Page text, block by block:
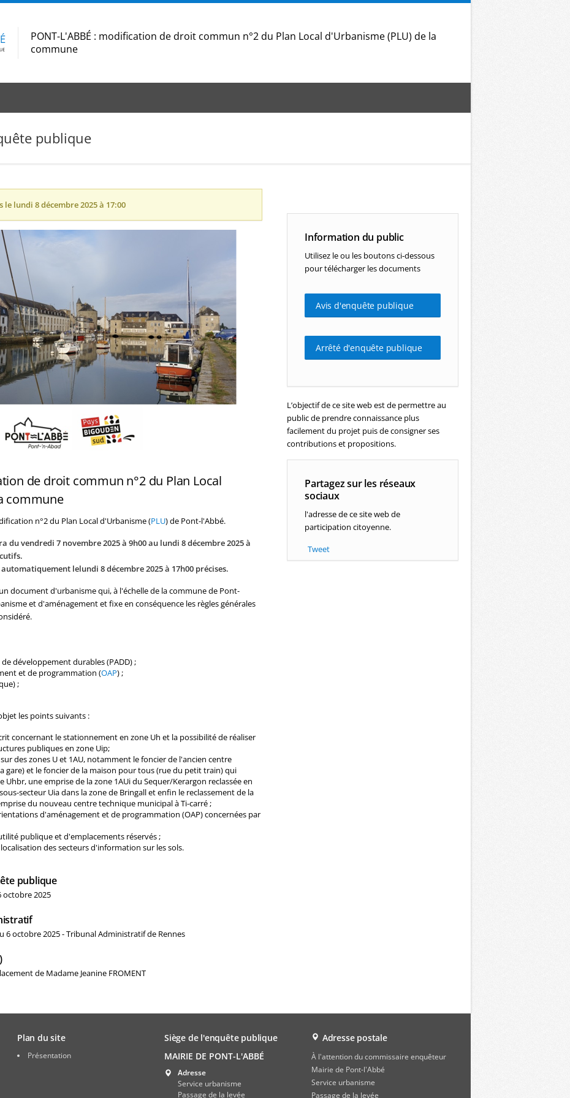
PONT-L'ABBÉ : modification de droit commun n°2 du Plan Local d'Urbanisme (PLU) de la
commune
publique
le lundi 8 décembre 2025 à 17:00
de droit commun n°2 du Plan Local
commune
n°2 du Plan Local d'Urbanisme (PLU) de Pont-l'Abbé.
du vendredi 7 novembre 2025 à 9h00 au lundi 8 décembre 2025 à
lelundi 8 décembre 2025 à 17h00 précises.
document d'urbanisme qui, à l'échelle de la commune de Pont-
et d'aménagement et fixe en conséquence les règles générales
développement durables (PADD) ;
et de programmation (OAP) ;
;
les points suivants :
concernant le stationnement en zone Uh et la possibilité de réaliser
publiques en zone Uip;
des zones U et 1AU, notamment le foncier de l'ancien centre
gare) et le foncier de la maison pour tous (rue du petit train) qui
Uhbr, une emprise de la zone 1AUi du Sequer/Kerargon reclassée en
secteur Uia dans la zone de Bringall et enfin le reclassement de la
du nouveau centre technique municipal à Ti-carré ;
d'aménagement et de programmation (OAP) concernées par
publique et d'emplacements réservés ;
des secteurs d'information sur les sols.
publique
octobre 2025
6 octobre 2025 - Tribunal Administratif de Rennes
de Madame Jeanine FROMENT
Information du public
Utilisez le ou les boutons ci-dessous
pour télécharger les documents
Avis d'enquête publique
Arrêté d'enquête publique
L’objectif de ce site web est de permettre au
public de prendre connaissance plus
facilement du projet puis de consigner ses
contributions et propositions.
Partagez sur les réseaux
sociaux
l'adresse de ce site web de
participation citoyenne.
Tweet
Plan du site
Présentation
Siège de l'enquête publique
MAIRIE DE PONT-L'ABBÉ
Adresse
Service urbanisme
Passage de la levée
Adresse postale
À l'attention du commissaire enquêteur
Mairie de Pont-l'Abbé
Service urbanisme
Passage de la levée